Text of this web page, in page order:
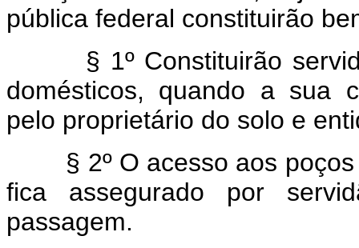
pública federal constituirão
§ 1º Constituirão
domésticos, quando a sua
pelo proprietário do solo e
§ 2º O acesso aos poços
fica assegurado por
passagem.